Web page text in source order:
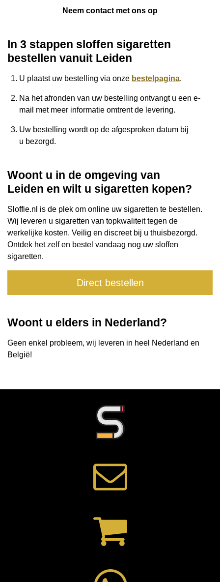
Neem contact met ons op
In 3 stappen sloffen sigaretten
bestellen vanuit Leiden
U plaatst uw bestelling via onze bestelpagina.
Na het afronden van uw bestelling ontvangt u een e-
mail met meer informatie omtrent de levering.
Uw bestelling wordt op de afgesproken datum bij
u bezorgd.
Woont u in de omgeving van
Leiden en wilt u sigaretten kopen?
Sloffie.nl is de plek om online uw sigaretten te bestellen.
Wij leveren u sigaretten van topkwaliteit tegen de
werkelijke kosten. Veilig en discreet bij u thuisbezorgd.
Ontdek het zelf en bestel vandaag nog uw sloffen
sigaretten.
Direct bestellen
Woont u elders in Nederland?
Geen enkel probleem, wij leveren in heel Nederland en
België!